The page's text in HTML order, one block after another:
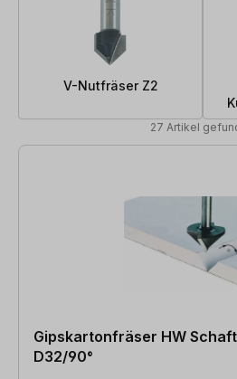
V-Nutfräser Z2
27 Artikel
27 Artikel gefunden
Gipskartonfräser HW Schaft
D32/90°